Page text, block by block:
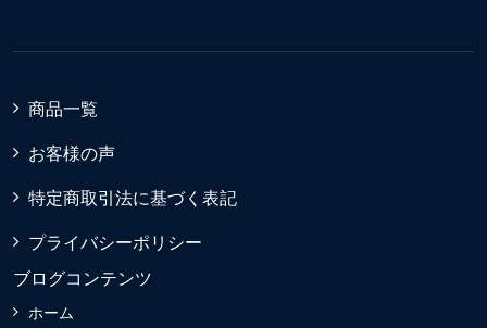
商品一覧
お客様の声
特定商取引法に基づく表記
プライバシーポリシー
ブログコンテンツ
ホーム